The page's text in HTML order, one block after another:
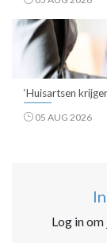
‘Huisartsen
05 AUG 2026
Log in